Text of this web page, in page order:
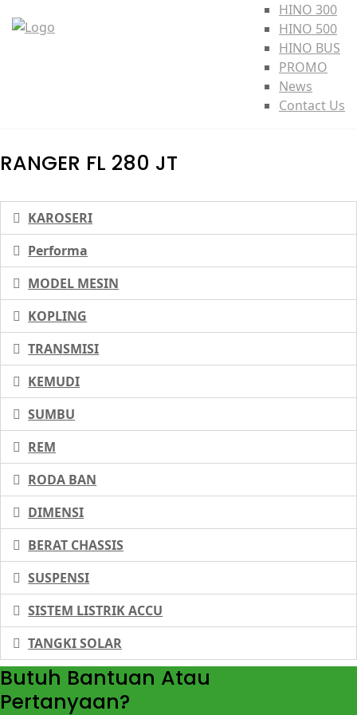
HINO 300
HINO 500
HINO BUS
PROMO
News
Contact Us
RANGER FL 280 JT
KAROSERI
Performa
MODEL MESIN
KOPLING
TRANSMISI
KEMUDI
SUMBU
REM
RODA BAN
DIMENSI
BERAT CHASSIS
SUSPENSI
SISTEM LISTRIK ACCU
TANGKI SOLAR
Butuh Bantuan Atau
Pertanyaan?